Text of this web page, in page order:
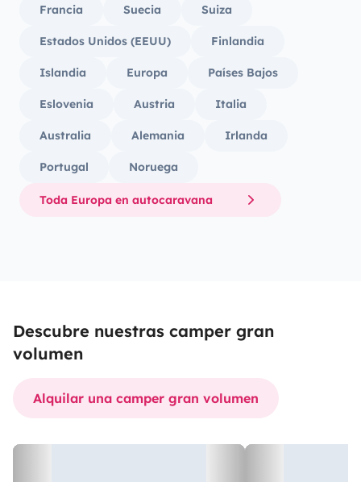
Francia Suecia Suiza
Estados Unidos (EEUU) Finlandia
Islandia Europa Países Bajos
Eslovenia Austria Italia
Australia Alemania Irlanda
Portugal Noruega
Toda Europa en autocaravana
Descubre nuestras camper gran
volumen
Alquilar una camper gran volumen